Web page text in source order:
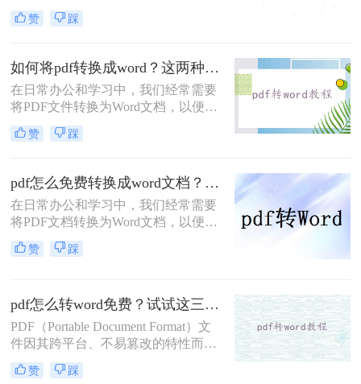
辑。对于那些希望节省成本的用户来
说，使用免费工具进行转换是一个不
换word格式呢？本文将介绍两种常用
的免费PDF转Word的方法。
赞 踩
如何将pdf转换成word？这两种不同的转换方法了解下！
在日常办公和学习中，我们经常需要
将PDF文件转换为Word文档，以便进
行编辑和修改。那么如何将pdf转换成
word呢？为了帮助用户更轻松地完成
的PDF转Word方法。
赞 踩
pdf怎么免费转换成word文档？教你3种实用方法!
在日常办公和学习中，我们经常需要
将PDF文档转换为Word文档，以便进
行编辑、修改和格式化。那么pdf怎么
免费转换成word文档呢？本文将介绍
赞 踩
pdf怎么转word免费？试试这三种方法！
PDF（Portable Document Format）文
件因其跨平台、不易篡改的特性而广
泛应用于各种场合。然而，在某些情
况下，我们可能需要将PDF文件转换
赞 踩